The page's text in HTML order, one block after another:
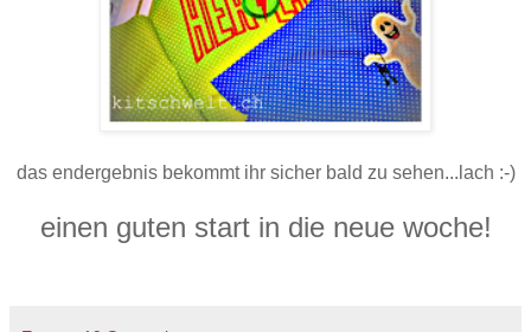
das endergebnis bekommt ihr sicher bald zu sehen...lach :-)
einen guten start in die neue woche!